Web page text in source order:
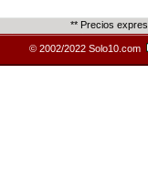
** Precios
© 2002/2022 Solo10.com